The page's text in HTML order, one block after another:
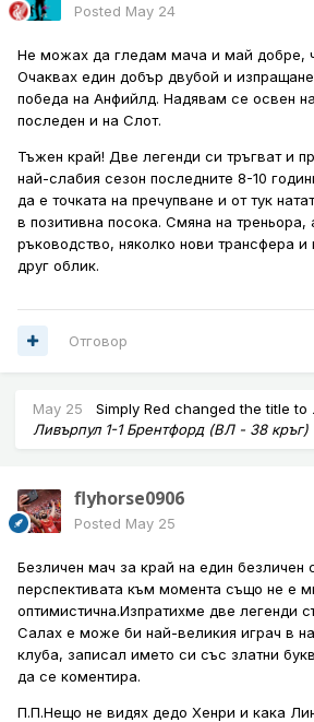
Posted May 24
Не можах да гледам мача и май добре,
Очаквах един добър двубой и
победа на Анфийлд. Надявам се освен
последен и на Слот.
Тъжен край! Две легенди си тръгват и
най-слабия сезон последните 8-10
да е точката на пречупване и от тук
в позитивна посока. Смяна на
ръководство, няколко нови трансфера
друг облик.
Отговор
May 25 Simply Red changed the title to
Ливърпул 1-1 Брентфорд (ВЛ - 38 кръг)
flyhorse0906
Posted May 25
Безличен мач за край на един безличен
перспективата към момента също не е
оптимистична.Изпратихме две легенди
Салах е може би най-великия играч в
клуба, записал името си със златни
да се коментира.
П.П.Нещо не видях дедо Хенри и кака